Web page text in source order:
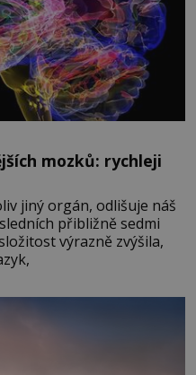
mozků: rychleji
jiný orgán, odlišuje náš
přibližně sedmi
výrazně zvýšila,